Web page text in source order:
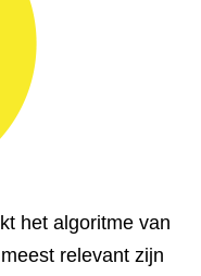
het algoritme van
relevant zijn